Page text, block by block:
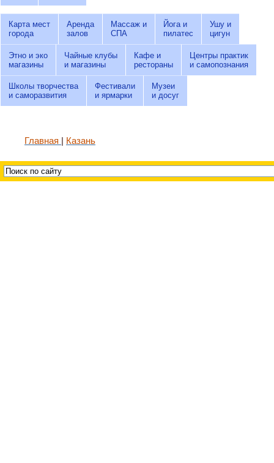
Карта мест
города
Аренда
залов
Массаж и
СПА
Йога и
пилатес
Ушу и
цигун
Этно и эко
магазины
Чайные клубы
и магазины
Кафе и
рестораны
Центры практик
и самопознания
Школы творчества
и саморазвития
Фестивали
и ярмарки
Музеи
и досуг
Главная Казань